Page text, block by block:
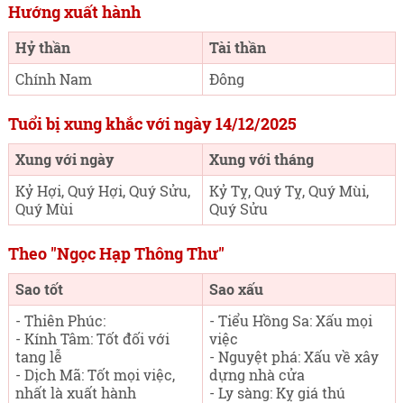
Hướng xuất hành
Hỷ thần
Tài thần
Chính Nam
Đông
Tuổi bị xung khắc với ngày 14/12/2025
Xung với ngày
Xung với tháng
Kỷ Hợi, Quý Hợi, Quý Sửu,
Quý Mùi
Kỷ Tỵ, Quý Tỵ, Quý Mùi,
Quý Sửu
Theo "Ngọc Hạp Thông Thư"
Sao tốt
Sao xấu
- Thiên Phúc:
- Kính Tâm: Tốt đối với
tang lễ
- Dịch Mã: Tốt mọi việc,
nhất là xuất hành
- Tiểu Hồng Sa: Xấu mọi
việc
- Nguyệt phá: Xấu về xây
dựng nhà cửa
- Ly sàng: Kỵ giá thú